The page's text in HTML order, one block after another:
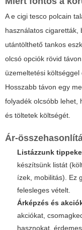
Ae cigi tesco polcain
használatos cigaretták,
utántölthető tankos
olcsó opciók rövid
üzemeltetési
Hosszabb távon egy
folyadék olcsóbb lehet,
és töltetek költségét.
Ár-
Listázzunk
készítsünk listát
ízek, mobilitás). Ez
felesleges vételt.
Árképzés és
akciókat,
hasznokat,